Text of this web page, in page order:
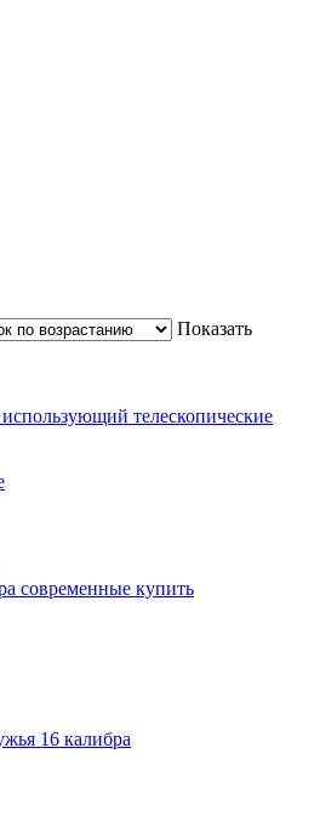
Показать
телескопические
современные купить
16 калибра